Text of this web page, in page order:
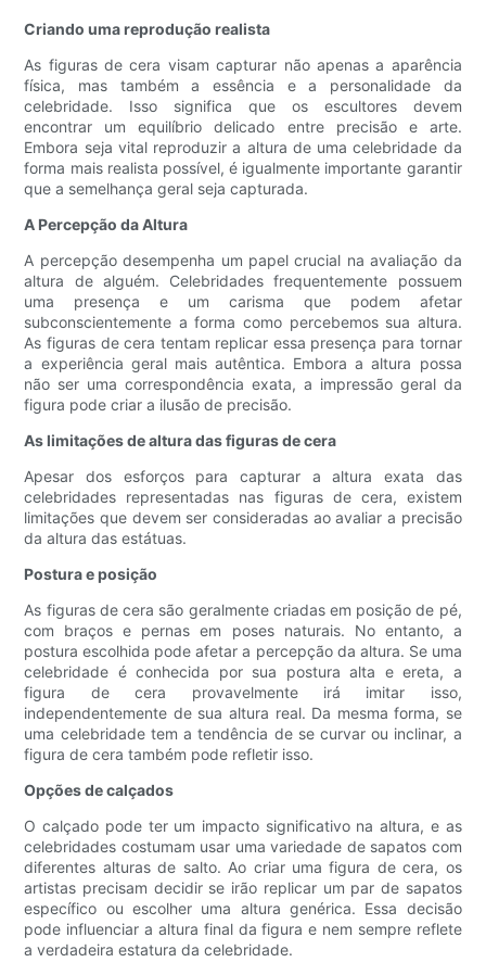
Criando uma reprodução realista
As figuras de cera visam capturar não apenas a aparência
física, mas também a essência e a personalidade da
celebridade. Isso significa que os escultores devem
encontrar um equilíbrio delicado entre precisão e arte.
Embora seja vital reproduzir a altura de uma celebridade da
forma mais realista possível, é igualmente importante garantir
que a semelhança geral seja capturada.
A Percepção da Altura
A percepção desempenha um papel crucial na avaliação da
altura de alguém. Celebridades frequentemente possuem
uma presença e um carisma que podem afetar
subconscientemente a forma como percebemos sua altura.
As figuras de cera tentam replicar essa presença para tornar
a experiência geral mais autêntica. Embora a altura possa
não ser uma correspondência exata, a impressão geral da
figura pode criar a ilusão de precisão.
As limitações de altura das figuras de cera
Apesar dos esforços para capturar a altura exata das
celebridades representadas nas figuras de cera, existem
limitações que devem ser consideradas ao avaliar a precisão
da altura das estátuas.
Postura e posição
As figuras de cera são geralmente criadas em posição de pé,
com braços e pernas em poses naturais. No entanto, a
postura escolhida pode afetar a percepção da altura. Se uma
celebridade é conhecida por sua postura alta e ereta, a
figura de cera provavelmente irá imitar isso,
independentemente de sua altura real. Da mesma forma, se
uma celebridade tem a tendência de se curvar ou inclinar, a
figura de cera também pode refletir isso.
Opções de calçados
O calçado pode ter um impacto significativo na altura, e as
celebridades costumam usar uma variedade de sapatos com
diferentes alturas de salto. Ao criar uma figura de cera, os
artistas precisam decidir se irão replicar um par de sapatos
específico ou escolher uma altura genérica. Essa decisão
pode influenciar a altura final da figura e nem sempre reflete
a verdadeira estatura da celebridade.